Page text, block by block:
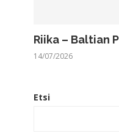
Riika – Baltian
14/07/2026
Etsi